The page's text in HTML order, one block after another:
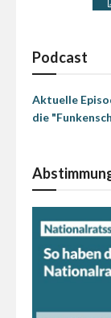
Podcast
Aktuelle
die